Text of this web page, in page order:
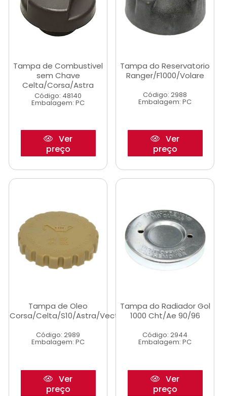
Tampa de Combustivel
sem Chave
Celta/Corsa/Astra
Código: 48140
Embalagem: PC
Ver
preço
Tampa do Reservatorio
Ranger/F1000/Volare
Código: 2988
Embalagem: PC
Ver
preço
Tampa de Oleo
Corsa/Celta/S10/Astra/Vectra
Código: 2989
Embalagem: PC
Ver
preço
Tampa do Radiador Gol
1000 Cht/Ae 90/96
Código: 2944
Embalagem: PC
Ver
preço